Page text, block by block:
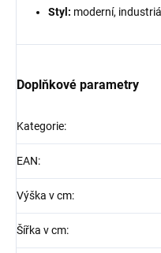
Styl: moderní,
Doplňkové parametry
Kategorie:
EAN:
Výška v cm:
Šířka v cm: